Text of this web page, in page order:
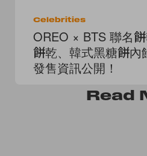
Celebrities
OREO × BTS 聯名
餅乾、韓式黑糖餅內
發售資訊公開！
Read